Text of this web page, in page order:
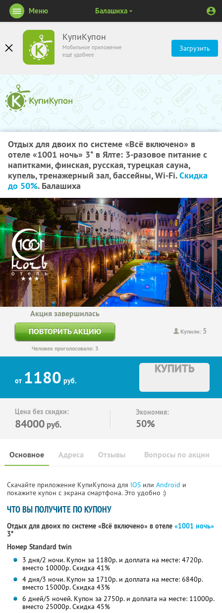
КупиКупон
Мобильное приложение
ещё удобнее
Загрузить
Меню Балашиха
Отдых для двоих по системе «Всё включено» в
отеле «1001 ночь» 3* в Ялте: 3-разовое питание с
напитками, финская, русская, турецкая сауна,
купель, тренажерный зал, бассейны, Wi-Fi.Скидка
до 50%. Балашиха
Купили: 5
Акция завершилась
ПОВТОРИТЬ АКЦИЮ
Человек проголосовало: 3
от 1180 руб.
КУПИТЬ
Цена без скидки:
84000 руб.
Экономия:
50%
Основное Отзывы Вопросы по акции
Адреса
Скачайте приложение КупиКупона для IOS или Android и
покажите купон с экрана смартфона. Это удобно :)
ЧТО ВЫ ПОЛУЧИТЕ ПО КУПОНУ
Отдых для двоих по системе «Всё включено» в отеле «1001 ночь»
3*
Номер Standard twin
3 дня/2 ночи. Купон за 1180р. и доплата на месте: 4720р.
вместо 10000р.Скидка 41%
4 дня/3 ночи. Купон за 1710р. и доплата на месте: 6840р.
вместо 15000р.Скидка 43%
6 дней/5 ночей. Купон за 2750р. и доплата на месте: 11000р.
вместо 25000р.Скидка 45%